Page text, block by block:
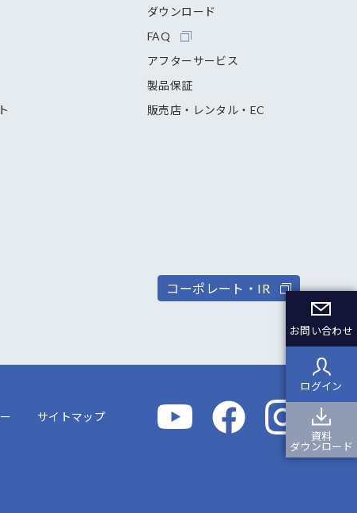
お問い合わせ
ログイン
資料
ダウンロード
ダウンロード
FAQ
アフターサービス
製品保証
販売店・レンタル・EC
コーポレート・IR
サイトマップ